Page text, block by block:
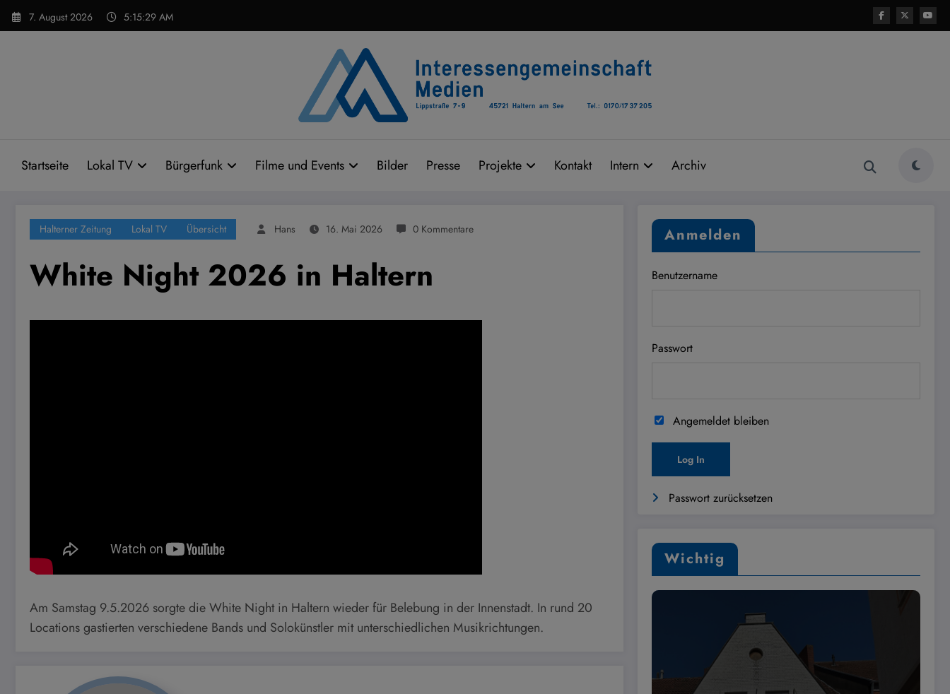
Zum
Inhalt
7. August 2026 5:15:30 AM
Startseite Lokal TV Bürgerfunk Filme und Events Bilder Presse Projekte Kontakt Intern Archiv
Halterner Zeitung Lokal TV Übersicht Hans 16. Mai 2026 0 Kommentare
White Night 2026 in Haltern
Am Samstag 9.5.2026 sorgte die White Night in Haltern wieder für Belebung in der Innenstadt. In rund 20
Locations gastierten verschiedene Bands und Solokünstler mit unterschiedlichen Musikrichtungen.
Anmelden
Benutzername
Passwort
Angemeldet bleiben
Passwort zurücksetzen
Wichtig